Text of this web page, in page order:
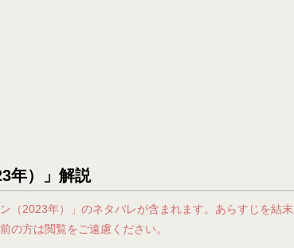
年）」解説
（2023年）」のネタバレが含まれます。あらすじを結末
の方は閲覧をご遠慮ください。